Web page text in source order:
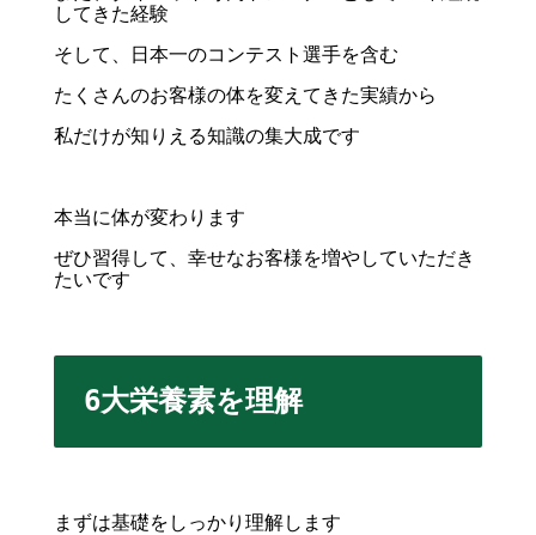
してきた経験
そして、日本一のコンテスト選手を含む
たくさんのお客様の体を変えてきた実績から
私だけが知りえる知識の集大成です
本当に体が変わります
ぜひ習得して、幸せなお客様を増やしていただき
たいです
6大栄養素を理解
まずは基礎をしっかり理解します